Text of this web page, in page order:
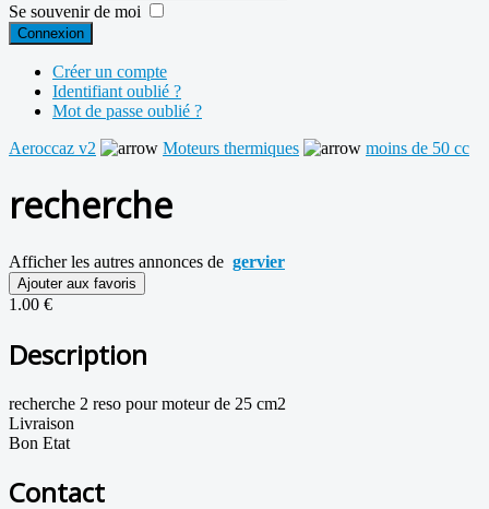
Se souvenir de moi
Connexion
Créer un compte
Identifiant oublié ?
Mot de passe oublié ?
Aeroccaz v2
Moteurs thermiques moins de 50 cc
recherche
Afficher les autres annonces de gervier
Ajouter aux favoris
1.00 €
Description
recherche 2 reso pour moteur de 25 cm2
Livraison
Bon Etat
Contact